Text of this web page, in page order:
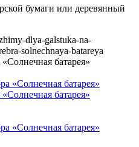
dlya-galstuka-na-
solnechnaya-batareya
батарея»
батарея»